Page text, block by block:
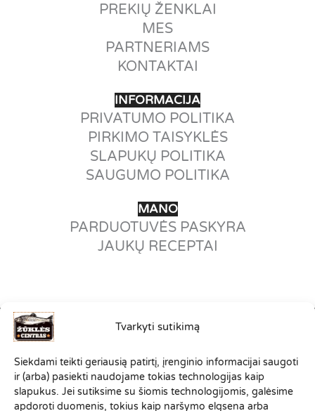
Tvarkyti sutikimą
Siekdami teikti geriausią patirtį, įrenginio informacijai saugoti
ir (arba) pasiekti naudojame tokias technologijas kaip
slapukus. Jei sutiksime su šiomis technologijomis, galėsime
apdoroti duomenis, tokius kaip naršymo elgsena arba
PREKIŲ ŽENKLAI
MES
PARTNERIAMS
KONTAKTAI
INFORMACIJA
PRIVATUMO POLITIKA
PIRKIMO TAISYKLĖS
SLAPUKŲ POLITIKA
SAUGUMO POLITIKA
MANO
PARDUOTUVĖS PASKYRA
JAUKŲ RECEPTAI
VISOS TEISĖS SAUGOMOS.
ZUKLESCENTRAS.LT PRIKLAUSO
SPORTINĖS ŽŪKLĖS KLUBO